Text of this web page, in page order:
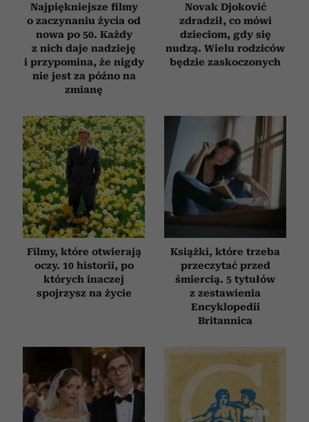
Najpiękniejsze filmy
o zaczynaniu życia od
nowa po 50. Każdy
z nich daje nadzieję
i przypomina, że nigdy
nie jest za późno na
zmianę
Novak Djoković
zdradził, co mówi
dzieciom, gdy się
nudzą. Wielu rodziców
będzie zaskoczonych
Filmy, które otwierają
oczy. 10 historii, po
których inaczej
spojrzysz na życie
Książki, które trzeba
przeczytać przed
śmiercią. 5 tytułów
z zestawienia
Encyklopedii
Britannica